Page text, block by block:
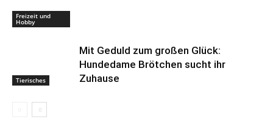
Freizeit und
Hobby
Tierisches
Mit Geduld zum großen Glück:
Hundedame Brötchen sucht ihr
Zuhause